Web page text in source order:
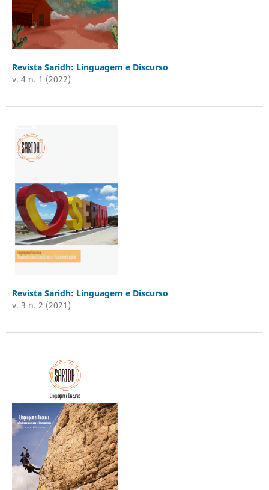
Revista Saridh: Linguagem e Discurso
v. 4 n. 1 (2022)
Revista Saridh: Linguagem e Discurso
v. 3 n. 2 (2021)